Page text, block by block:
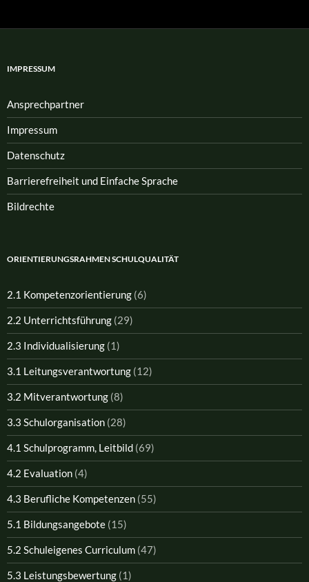
IMPRESSUM
Ansprech­partner
Impressum
Datenschutz
Barrierefreiheit und Einfache Sprache
Bildrechte
ORIENTIERUNGSRAHMEN SCHULQUALITÄT
2.1 Kompetenzorientierung (6)
2.2 Unterrichtsführung (29)
2.3 Individualisierung (1)
3.1 Leitungsverantwortung (12)
3.2 Mitverantwortung (8)
3.3 Schulorganisation (28)
4.1 Schulprogramm, Leitbild (69)
4.2 Evaluation (4)
4.3 Berufliche Kompetenzen (55)
5.1 Bildungsangebote (15)
5.2 Schuleigenes Curriculum (47)
5.3 Leistungsbewertung (1)